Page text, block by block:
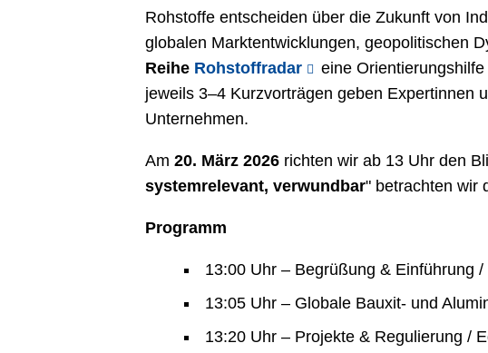
Rohstoffe entscheiden über die Zukunft von
globalen Marktentwicklungen, geopolitischen
Reihe Rohstoffradar
eine
jeweils 3–4 Kurzvorträgen geben Expertinnen
Unternehmen.
Am 20. März 2026 richten wir ab 13 Uhr den
systemrelevant, verwundbar" betrachten wir
Programm
13:00 Uhr – Begrüßung & Einführung
13:05 Uhr – Globale Bauxit- und
13:20 Uhr – Projekte & Regulierung /